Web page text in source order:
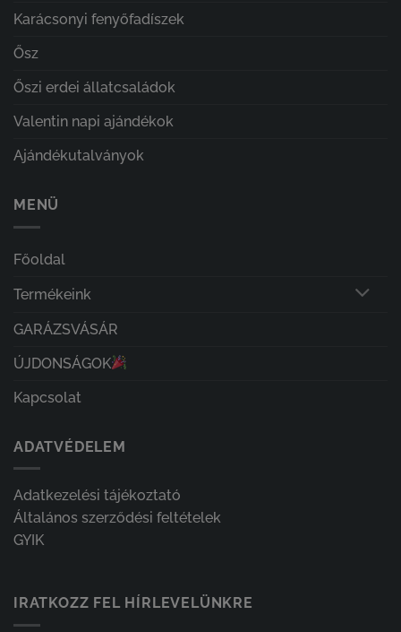
Karácsonyi fenyőfadíszek
Ősz
Őszi erdei állatcsaládok
Valentin napi ajándékok
Ajándékutalványok
MENÜ
Főoldal
Termékeink
GARÁZSVÁSÁR
ÚJDONSÁGOK
Kapcsolat
ADATVÉDELEM
Adatkezelési tájékoztató
Általános szerződési feltételek
GYIK
IRATKOZZ FEL HÍRLEVELÜNKRE